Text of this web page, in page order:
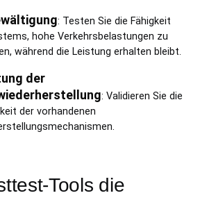
: Testen Sie die Fähigkeit
hohe Verkehrsbelastungen zu
während die Leistung erhalten bleibt.
der
: Validieren Sie die
der vorhandenen
Tools die